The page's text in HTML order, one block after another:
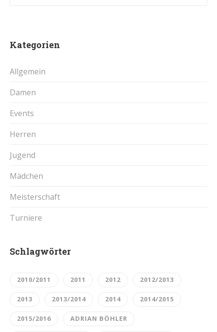
Kategorien
Allgemein
Damen
Events
Herren
Jugend
Mädchen
Meisterschaft
Turniere
Schlagwörter
2010/2011 2011 2012 2012/2013
2013 2013/2014 2014 2014/2015
2015/2016 ADRIAN BÖHLER